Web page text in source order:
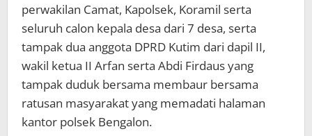
perwakilan Camat, Kapolsek, Koramil serta
seluruh calon kepala desa dari 7 desa, serta
tampak dua anggota DPRD Kutim dari dapil II,
wakil ketua II Arfan serta Abdi Firdaus yang
tampak duduk bersama membaur bersama
ratusan masyarakat yang memadati halaman
kantor polsek Bengalon.